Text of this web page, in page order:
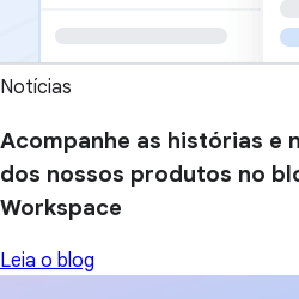
Notícias
Acompanhe as histórias e
dos nossos produtos no
Workspace
Leia o blog